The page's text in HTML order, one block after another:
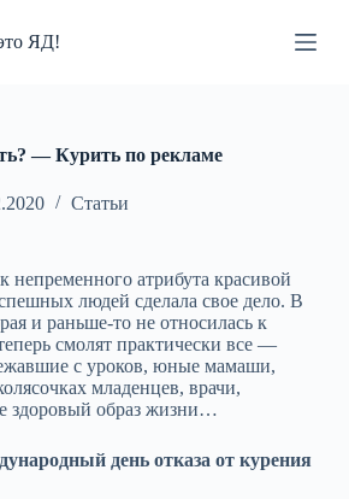
ЯД!
— Курить по рекламе
Статьи
непременного атрибута красивой
людей сделала свое дело. В
и раньше-то не относилась к
смолят практически все —
с уроков, юные мамаши,
младенцев, врачи,
здоровый образ жизни…
день отказа от курения